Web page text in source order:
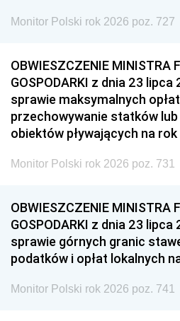
Monitor Polski rok 2026 poz. 727
OBWIESZCZENIE MINISTRA
GOSPODARKI z dnia 23 lipca
sprawie maksymalnych
przechowywanie statków lub
obiektów pływających na
Monitor Polski rok 2026 poz. 731
OBWIESZCZENIE MINISTRA
GOSPODARKI z dnia 23 lipca
sprawie górnych granic
podatków i opłat lokalnych
Monitor Polski rok 2026 poz. 741